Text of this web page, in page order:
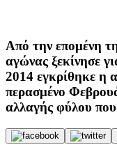
Από την επομένη
αγώνας ξεκίνησε
2014 εγκρίθηκε η
περασμένο
αλλαγής φύλου